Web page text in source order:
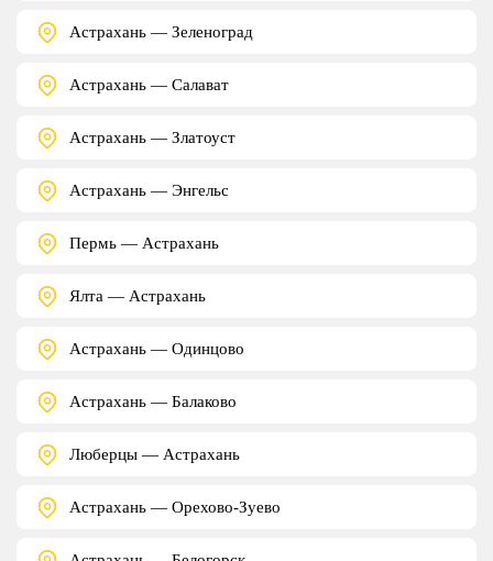
Астрахань — Зеленоград
Астрахань — Салават
Астрахань — Златоуст
Астрахань — Энгельс
Пермь — Астрахань
Ялта — Астрахань
Астрахань — Одинцово
Астрахань — Балаково
Люберцы — Астрахань
Астрахань — Орехово-Зуево